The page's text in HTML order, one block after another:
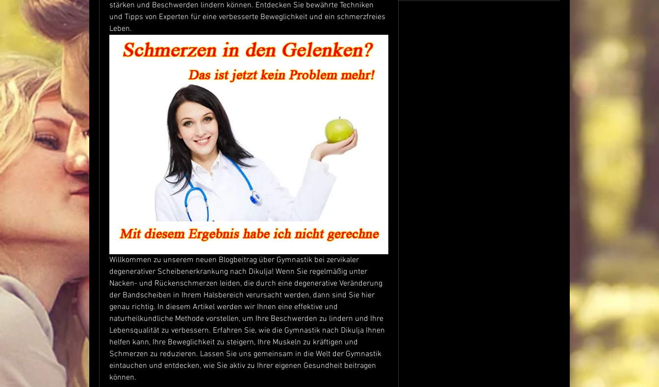
stärken und Beschwerden lindern können. Entdecken Sie bewährte Techniken
und Tipps von Experten für eine verbesserte Beweglichkeit und ein schmerzfreies
Leben.
Willkommen zu unserem neuen Blogbeitrag über Gymnastik bei zervikaler
degenerativer Scheibenerkrankung nach Dikulja! Wenn Sie regelmäßig unter
Nacken- und Rückenschmerzen leiden, die durch eine degenerative Veränderung
der Bandscheiben in Ihrem Halsbereich verursacht werden, dann sind Sie hier
genau richtig. In diesem Artikel werden wir Ihnen eine effektive und
naturheilkundliche Methode vorstellen, um Ihre Beschwerden zu lindern und Ihre
Lebensqualität zu verbessern. Erfahren Sie, wie die Gymnastik nach Dikulja Ihnen
helfen kann, Ihre Beweglichkeit zu steigern, Ihre Muskeln zu kräftigen und
Schmerzen zu reduzieren. Lassen Sie uns gemeinsam in die Welt der Gymnastik
eintauchen und entdecken, wie Sie aktiv zu Ihrer eigenen Gesundheit beitragen
können.